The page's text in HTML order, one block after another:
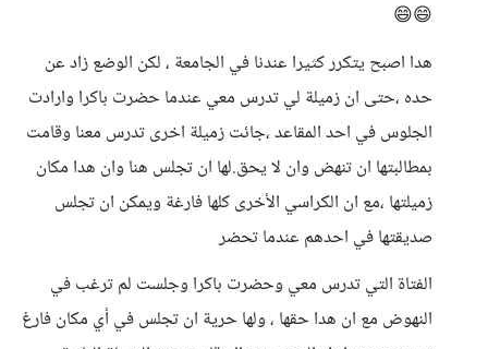
😄😄
هدا اصبح يتكرر كثيرا عندنا في الجامعة ، لكن الوضع زاد عن
حده ،حتى ان زميلة لي تدرس معي عندما حضرت باكرا وارادت
الجلوس في احد المقاعد ،جائت زميلة اخرى تدرس معنا وقامت
بمطالبتها ان تنهض وان لا يحق.لها ان تجلس هنا وان هدا مكان
زميلتها ،مع ان الكراسي الأخرى كلها فارغة ويمكن ان تجلس
صديقتها في احدهم عندما تحضر
الفتاة التي تدرس معي وحضرت باكرا وجلست لم ترغب في
النهوض مع ان هدا حقها ، ولها حرية ان تجلس في أي مكان فارغ